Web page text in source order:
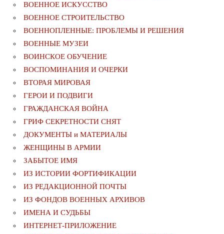
ВОЕННОЕ ИСКУССТВО
ВОЕННОЕ СТРОИТЕЛЬСТВО
ВОЕННОПЛЕННЫЕ: ПРОБЛЕМЫ И РЕШЕНИЯ
ВОЕННЫЕ МУЗЕИ
ВОИНСКОЕ ОБУЧЕНИЕ
ВОСПОМИНАНИЯ И ОЧЕРКИ
ВТОРАЯ МИРОВАЯ
ГЕРОИ И ПОДВИГИ
ГРАЖДАНСКАЯ ВОЙНА
ГРИФ СЕКРЕТНОСТИ СНЯТ
ДОКУМЕНТЫ и МАТЕРИАЛЫ
ЖЕНЩИНЫ В АРМИИ
ЗАБЫТОЕ ИМЯ
ИЗ ИСТОРИИ ФОРТИФИКАЦИИ
ИЗ РЕДАКЦИОННОЙ ПОЧТЫ
ИЗ ФОНДОВ ВОЕННЫХ АРХИВОВ
ИМЕНА И СУДЬБЫ
ИНТЕРНЕТ-ПРИЛОЖЕНИЕ